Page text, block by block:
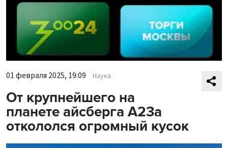
01 февраля 2025, 19:09 Наука
От крупнейшего на
планете айсберга А23а
откололся огромный кусок